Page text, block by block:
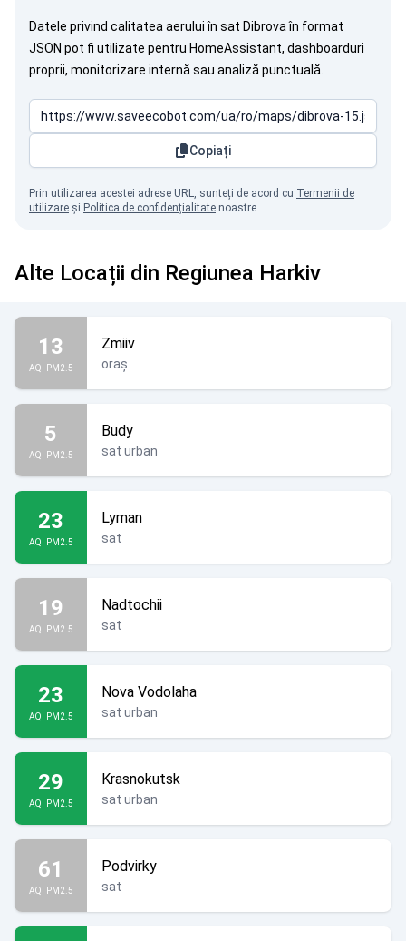
Datele privind calitatea aerului în sat Dibrova în format
JSON pot fi utilizate pentru HomeAssistant, dashboarduri
proprii, monitorizare internă sau analiză punctuală.
Copiați
Prin utilizarea acestei adrese URL, sunteți de acord cu Termenii de
utilizare și Politica de confidențialitate noastre.
Alte Locații din Regiunea Harkiv
13
AQI PM2.5
Zmiiv
oraș
5
AQI PM2.5
Budy
sat urban
23
AQI PM2.5
Lyman
sat
19
AQI PM2.5
Nadtochii
sat
23
AQI PM2.5
Nova Vodolaha
sat urban
29
AQI PM2.5
Krasnokutsk
sat urban
61
AQI PM2.5
Podvirky
sat